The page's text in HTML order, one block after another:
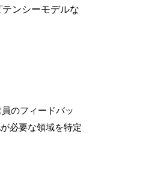
ンシーモデルな
のフィードバッ
必要な領域を特定